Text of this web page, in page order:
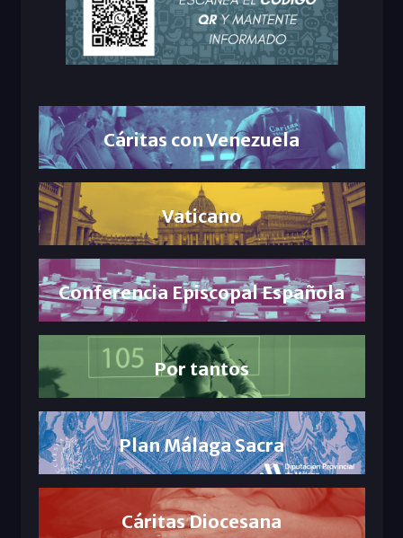
Cáritas con Venezuela
Vaticano
Conferencia Episcopal Española
Por tantos
Plan Málaga Sacra
Cáritas Diocesana